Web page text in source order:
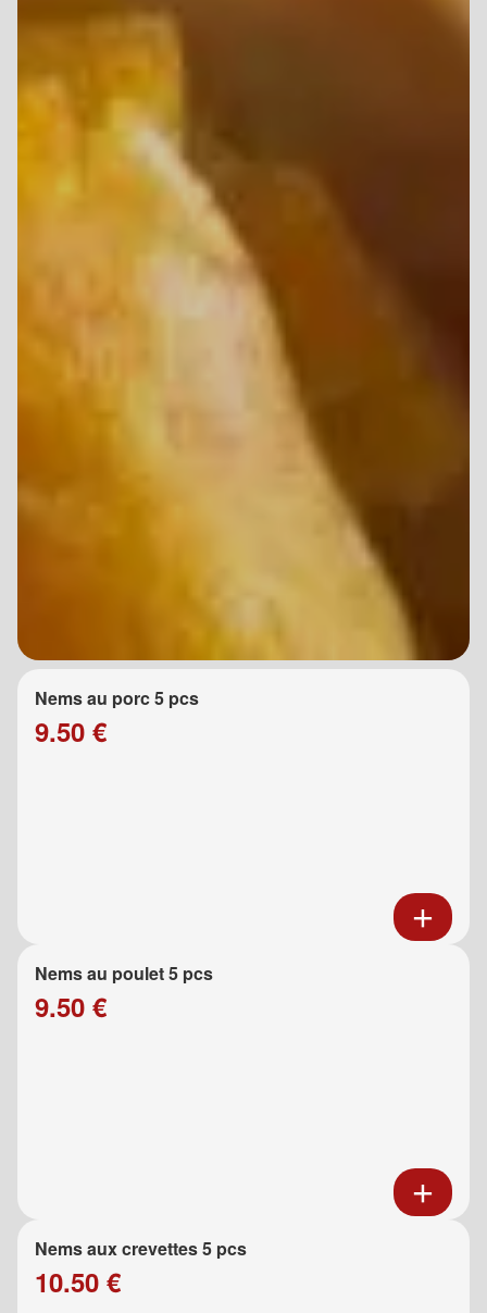
Nems au porc 5 pcs
9.50 €
Nems au poulet 5 pcs
9.50 €
Nems aux crevettes 5 pcs
10.50 €